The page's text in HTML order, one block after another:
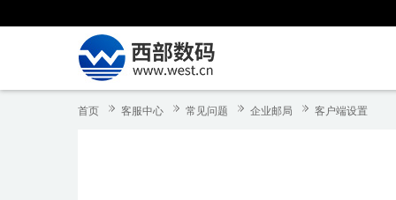
首页 客服中心 常见问题 企业邮局 客户端设置